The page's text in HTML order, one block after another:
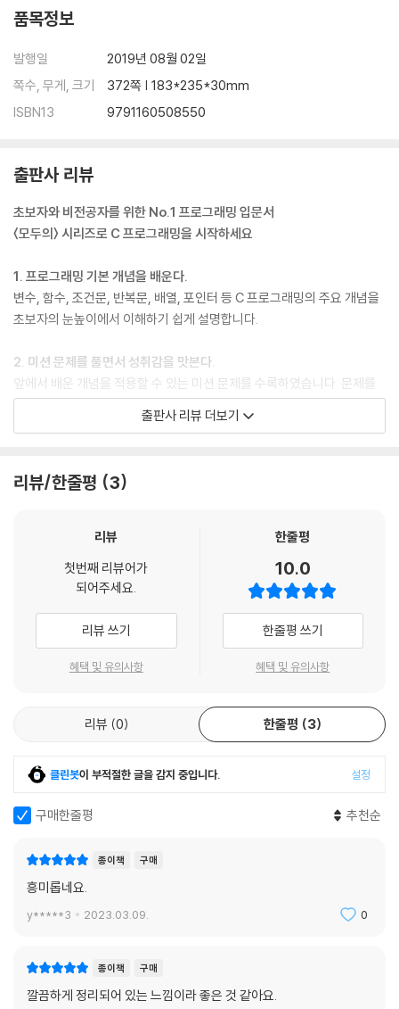
5.5 갈래길 빠르게 나누기: switch 분기문
5.7 switch 분기문 빠져나오기: break
5.8 break 유용하게 사용하기
6장 빛의 속도로 일을 처리하자 - 반복문
6.2 ~번 반복할 때는 for 반복문
6.3 이중 for 반복문
6.4 ~까지 반복할 때는 while 반복문
6.5 적어도 한 번 이상 반복할 때는 do-while 반복문
6.7 이박사와 함께 생각하는 C 언어: 코딩의 질
7장 우리 학교 학생들 정보 저장하기 - 배열
7.2 배열의 선언과 접근
7.3 배열의 확장: 2차원 배열
7.4 배열의 초기화
7.5 변수의 메모리 크기를 알려주는 sizeof 연산자
7.8 배열의 복사
8.1 주소를 저장하는 변수: 포인터
8.2 포인터 변수를 사용하는 방법
8.3 포인터 변수의 메모리 크기
8.4 포인터가 존재하는 이유
8.6 포인터 주소 값 연산
9장 더 깊이 포인터 속으로
9.2 문자열과 포인터 배열
9.3 2차원 배열과 주소
9.4 2차원 배열의 주소 연산
9.5 2차원 배열을 이용하는 방법
9.7 포인터의 포인터
9.8 포인터의 활용
9.9 이박사와 함께 생각하는 C 언어: 배열은 왜 0부터 시작할까?
10.1 과학, 공학에서의 다이내믹이란
10.2 문자열 그리고 왜 동적 메모리 할당인가
품목정보
발행일
2019년 08월 02일
쪽수, 무게, 크기
372쪽 | 183*235*30mm
ISBN13
9791160508550
출판사 리뷰
초보자와 비전공자를 위한 No.1 프로그래밍 입문서
〈모두의〉 시리즈로 C 프로그래밍을 시작하세요
1. 프로그래밍 기본 개념을 배운다.
변수, 함수, 조건문, 반복문, 배열, 포인터 등 C 프로그래밍의 주요 개념을
초보자의 눈높이에서 이해하기 쉽게 설명합니다.
2. 미션 문제를 풀면서 성취감을 맛본다.
앞에서 배운 개념을 적용할 수 있는 미션 문제를 수록하였습니다. 문제를
읽고 해결 방법을 생각하여 스스로 코드를 구현해봅니다. 결과를 확인하고
오류를 수정하는 과정을 통해 문제 해결 능력을 기를 수 있습니다.
“왜 그럴까”, “왜 그래야만 하는가”를 생각할 수 있게 구성하였습니다. 또
심화 내용까지 담았습니다.
출판사 리뷰 더보기
리뷰/한줄평 3
리뷰
첫번째 리뷰어가
되어주세요.
리뷰 쓰기
혜택 및 유의사항
한줄평
10.0
한줄평 쓰기
혜택 및 유의사항
리뷰 0 한줄평 3
클린봇이 부적절한 글을 감지 중입니다. 설정
구매한줄평 추천순
종이책 구매
흥미롭네요.
y*****3 2023.03.09. 0
종이책 구매
깔끔하게 정리되어 있는 느낌이라 좋은 것 같아요.